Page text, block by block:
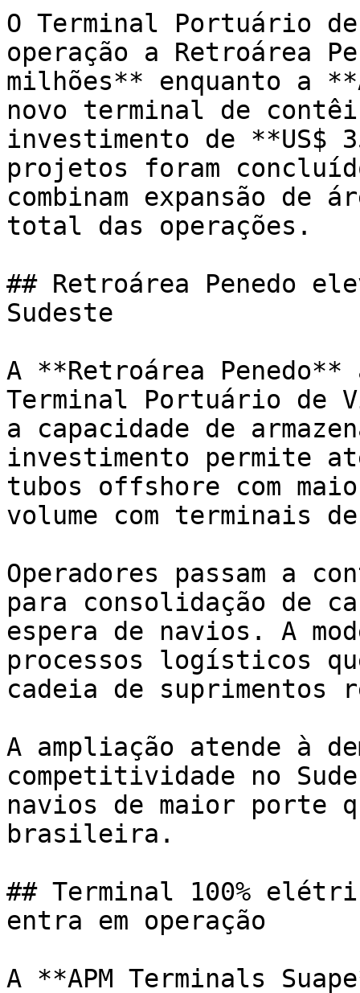
O Terminal Portuário
operação a Retroárea
milhões** enquanto a
novo terminal de
investimento de **US$
projetos foram
combinam expansão
total das operações.
## Retroárea Penedo
Sudeste
A **Retroárea
Terminal Portuário de
a capacidade de
investimento permite
tubos offshore com
volume com terminais
Operadores passam a
para consolidação de
espera de navios. A
processos logísticos
cadeia de suprimentos
A ampliação atende à
competitividade no
navios de maior porte
brasileira.
## Terminal 100%
entra em operação
A **APM Terminals